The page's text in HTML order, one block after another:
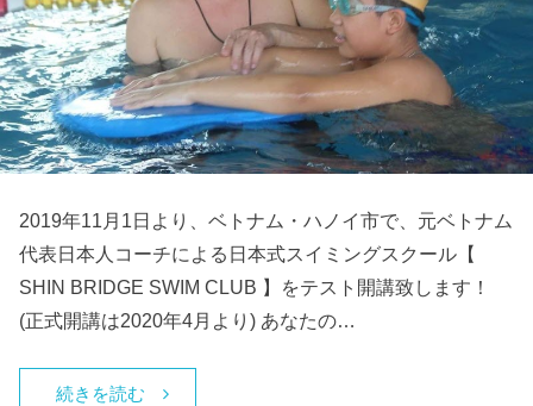
2019年11月1日より、ベトナム・ハノイ市で、元ベトナム
代表日本人コーチによる日本式スイミングスクール【
SHIN BRIDGE SWIM CLUB 】をテスト開講致します！
(正式開講は2020年4月より) あなたの…
続きを読む